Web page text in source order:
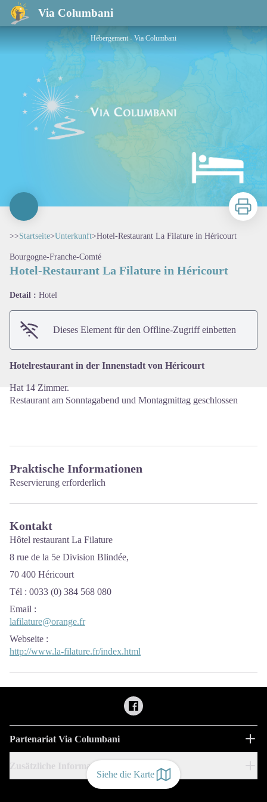
Via Columbani
Hotel-Restaurant La Filature in Héricourt
Siehe die Karte
Hébergement - Via Columbani
Zu
>>Startseite>Unterkunft>Hotel-Restaurant La Filature in Héricourt
Bourgogne-Franche-Comté
Hotel-Restaurant La Filature in Héricourt
Detail : Hotel
Dieses Element für den Offline-Zugriff einbetten
Hotelrestaurant in der Innenstadt von Héricourt
Hat 14 Zimmer.
Restaurant am Sonntagabend und Montagmittag geschlossen
Praktische Informationen
Reservierung erforderlich
Kontakt
Hôtel restaurant La Filature
8 rue de la 5e Division Blindée,
70 400 Héricourt
Tél : 0033 (0) 384 568 080
Email :
lafilature@orange.fr
Webseite :
http://www.la-filature.fr/index.html
Partenariat Via Columbani
Zusätzliche Informationen